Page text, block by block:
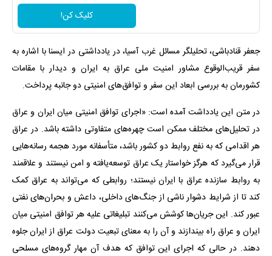
کلیک کن!
جعفر قنادباشی، تحلیلگر مسائل غرب آسیا، در یادداشتی در ایسنا با اشاره به
سفر قریب‌الوقوع مشاور امنیت ملی عراق به ایران و دیدار با مقامات
کشورمان به بررسی ابعاد این سفر و توافق‌های امنیتی دو جانبه پرداخت.
در متن این یادداشت آمده است: «اجرای توافق امنیتی میان ایران و عراق
در تحلیل‌های مختلف ممکن است چهره‌های متفاوتی داشته باشد. در عراق
هر اقدامی که به نفع روابط دو کشور باشد، متأسفانه مورد هجمه رسانه‌هایی
قرار می‌گیرد که هرگز خواستار یک عراق توسعه‌یافته و امن نیستند و علاقمند
به روابط سازنده عراق با ایران نیستند؛ روابطی که می‌تواند به عراق کمک
کند تا از شرایط دشوار ناشی از جنگ‌های داخلی، داعش و بحران‌های نفتی
عبور کند. این جریان‌ها کوشش می‌کنند تبلیغاتی علیه هر توافق امنیتی میان
ایران و عراق راه بیندازند و آن را به معنای تبعیت دولت عراق از ایران جلوه
دهند. در حالی که اجرای این توافق که هدف آن مهار گروه‌های مسلحی